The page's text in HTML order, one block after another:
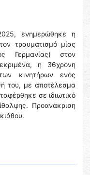
ενημερώθηκε η
τραυματισμό μίας
Γερμανίας) στον
η 36χρονη
κινητήρων ενός
του, με αποτέλεσμα
σε ιδιωτικό
Προανάκριση